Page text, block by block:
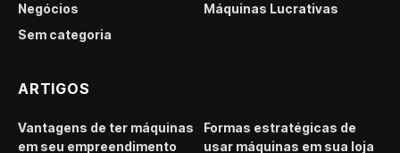
Negócios
Máquinas Lucrativas
Sem categoria
ARTIGOS
Vantagens de ter máquinas
em seu empreendimento
Formas estratégicas de
usar máquinas em sua loja